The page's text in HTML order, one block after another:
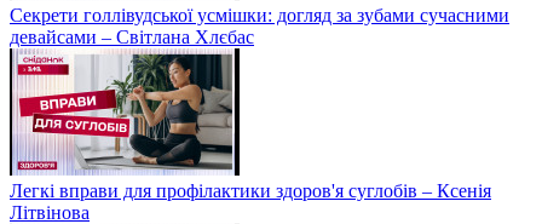
Секрети голлівудської усмішки: догляд за зубами сучасними
девайсами – Світлана Хлєбас
Легкі вправи для профілактики здоров'я суглобів – Ксенія
Літвінова